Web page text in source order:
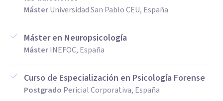
MásterUniversidad San Pablo CEU, España
Máster en Neuropsicología
MásterINEFOC, España
Curso de Especialización en Psicología Forense
Postgrado Pericial Corporativa, España